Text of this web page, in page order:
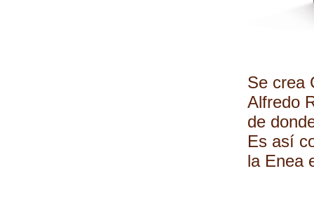
Se crea
Alfredo
de
Es así
la Enea